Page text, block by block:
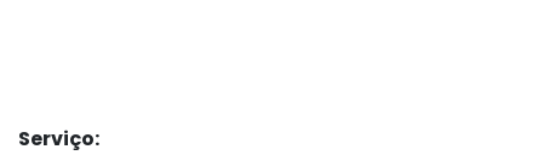
Serviço: